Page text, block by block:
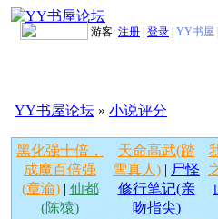
游客: 注册 登录 YY书屋
YY书屋论坛 » 小说评分
黑化强十倍，
成魔百倍强
(章渝)| 仙都
(陈猿)
天命高武(踏
雪真人) | 尸怪
修行笔记(亲
吻指尖)